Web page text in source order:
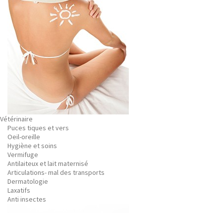
Vétérinaire
Puces tiques et vers
Oeil-oreille
Hygiène et soins
Vermifuge
Antilaiteux et lait maternisé
Articulations- mal des transports
Dermatologie
Laxatifs
Anti insectes